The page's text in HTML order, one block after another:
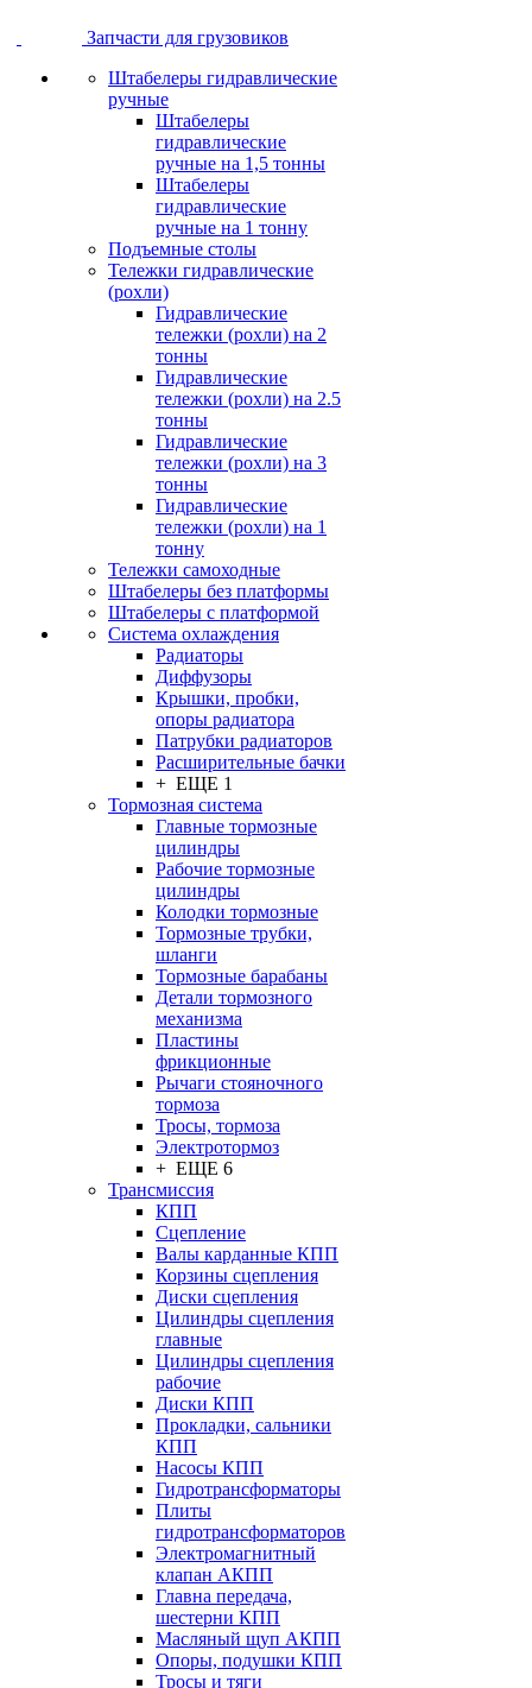
Запчасти для грузовиков
Штабелеры гидравлические
ручные
Штабелеры
гидравлические
ручные на 1,5 тонны
Штабелеры
гидравлические
ручные на 1 тонну
Подъемные столы
Тележки гидравлические
(рохли)
Гидравлические
тележки (рохли) на 2
тонны
Гидравлические
тележки (рохли) на 2.5
тонны
Гидравлические
тележки (рохли) на 3
тонны
Гидравлические
тележки (рохли) на 1
тонну
Тележки самоходные
Штабелеры без платформы
Штабелеры с платформой
Система охлаждения
Радиаторы
Диффузоры
Крышки, пробки,
опоры радиатора
Патрубки радиаторов
Расширительные бачки
+ ЕЩЕ 1
Тормозная система
Главные тормозные
цилиндры
Рабочие тормозные
цилиндры
Колодки тормозные
Тормозные трубки,
шланги
Тормозные барабаны
Детали тормозного
механизма
Пластины
фрикционные
Рычаги стояночного
тормоза
Тросы, тормоза
Электротормоз
+ ЕЩЕ 6
Трансмиссия
КПП
Сцепление
Валы карданные КПП
Корзины сцепления
Диски сцепления
Цилиндры сцепления
главные
Цилиндры сцепления
рабочие
Диски КПП
Прокладки, сальники
КПП
Насосы КПП
Гидротрансформаторы
Плиты
гидротрансформаторов
Электромагнитный
клапан АКПП
Главна передача,
шестерни КПП
Масляный щуп АКПП
Опоры, подушки КПП
Тросы и тяги